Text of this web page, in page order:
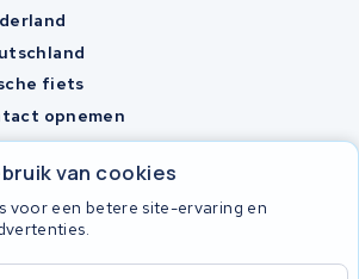
van cookies
voor een betere site-ervaring en
fiets
opnemen